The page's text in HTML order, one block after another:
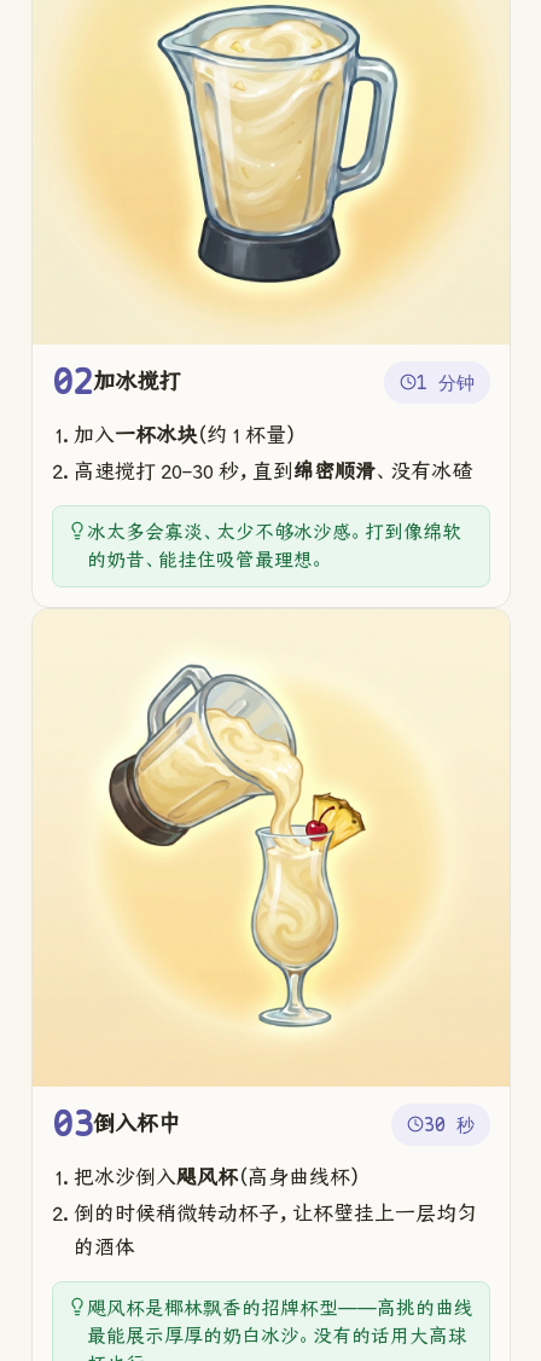
02加冰搅打 1 分钟
加入一杯冰块（约 1 杯量）
高速搅打 20–30 秒，直到绵密顺滑、没有冰碴
冰太多会寡淡、太少不够冰沙感。打到像绵软
的奶昔、能挂住吸管最理想。
03倒入杯中 30 秒
把冰沙倒入飓风杯（高身曲线杯）
倒的时候稍微转动杯子，让杯壁挂上一层均匀
的酒体
飓风杯是椰林飘香的招牌杯型——高挑的曲线
最能展示厚厚的奶白冰沙。没有的话用大高球